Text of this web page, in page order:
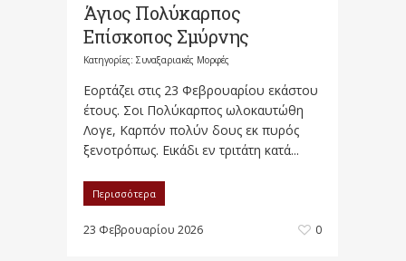
Άγιος Πολύκαρπος
Επίσκοπος Σμύρνης
Κατηγορίες: Συναξαριακές Μορφές
Εορτάζει στις 23 Φεβρουαρίου εκάστου
έτους. Σοι Πολύκαρπος ωλοκαυτώθη
Λογε, Καρπόν πολύν δους εκ πυρός
ξενοτρόπως. Εικάδι εν τριτάτη κατά...
Περισσότερα
23 Φεβρουαρίου 2026 0